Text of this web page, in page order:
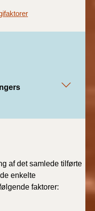
af det samlede tilførte
enkelte
faktorer: